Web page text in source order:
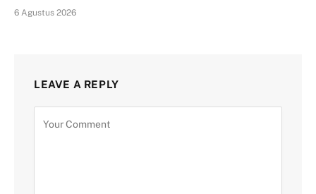
6 Agustus 2026
LEAVE A REPLY